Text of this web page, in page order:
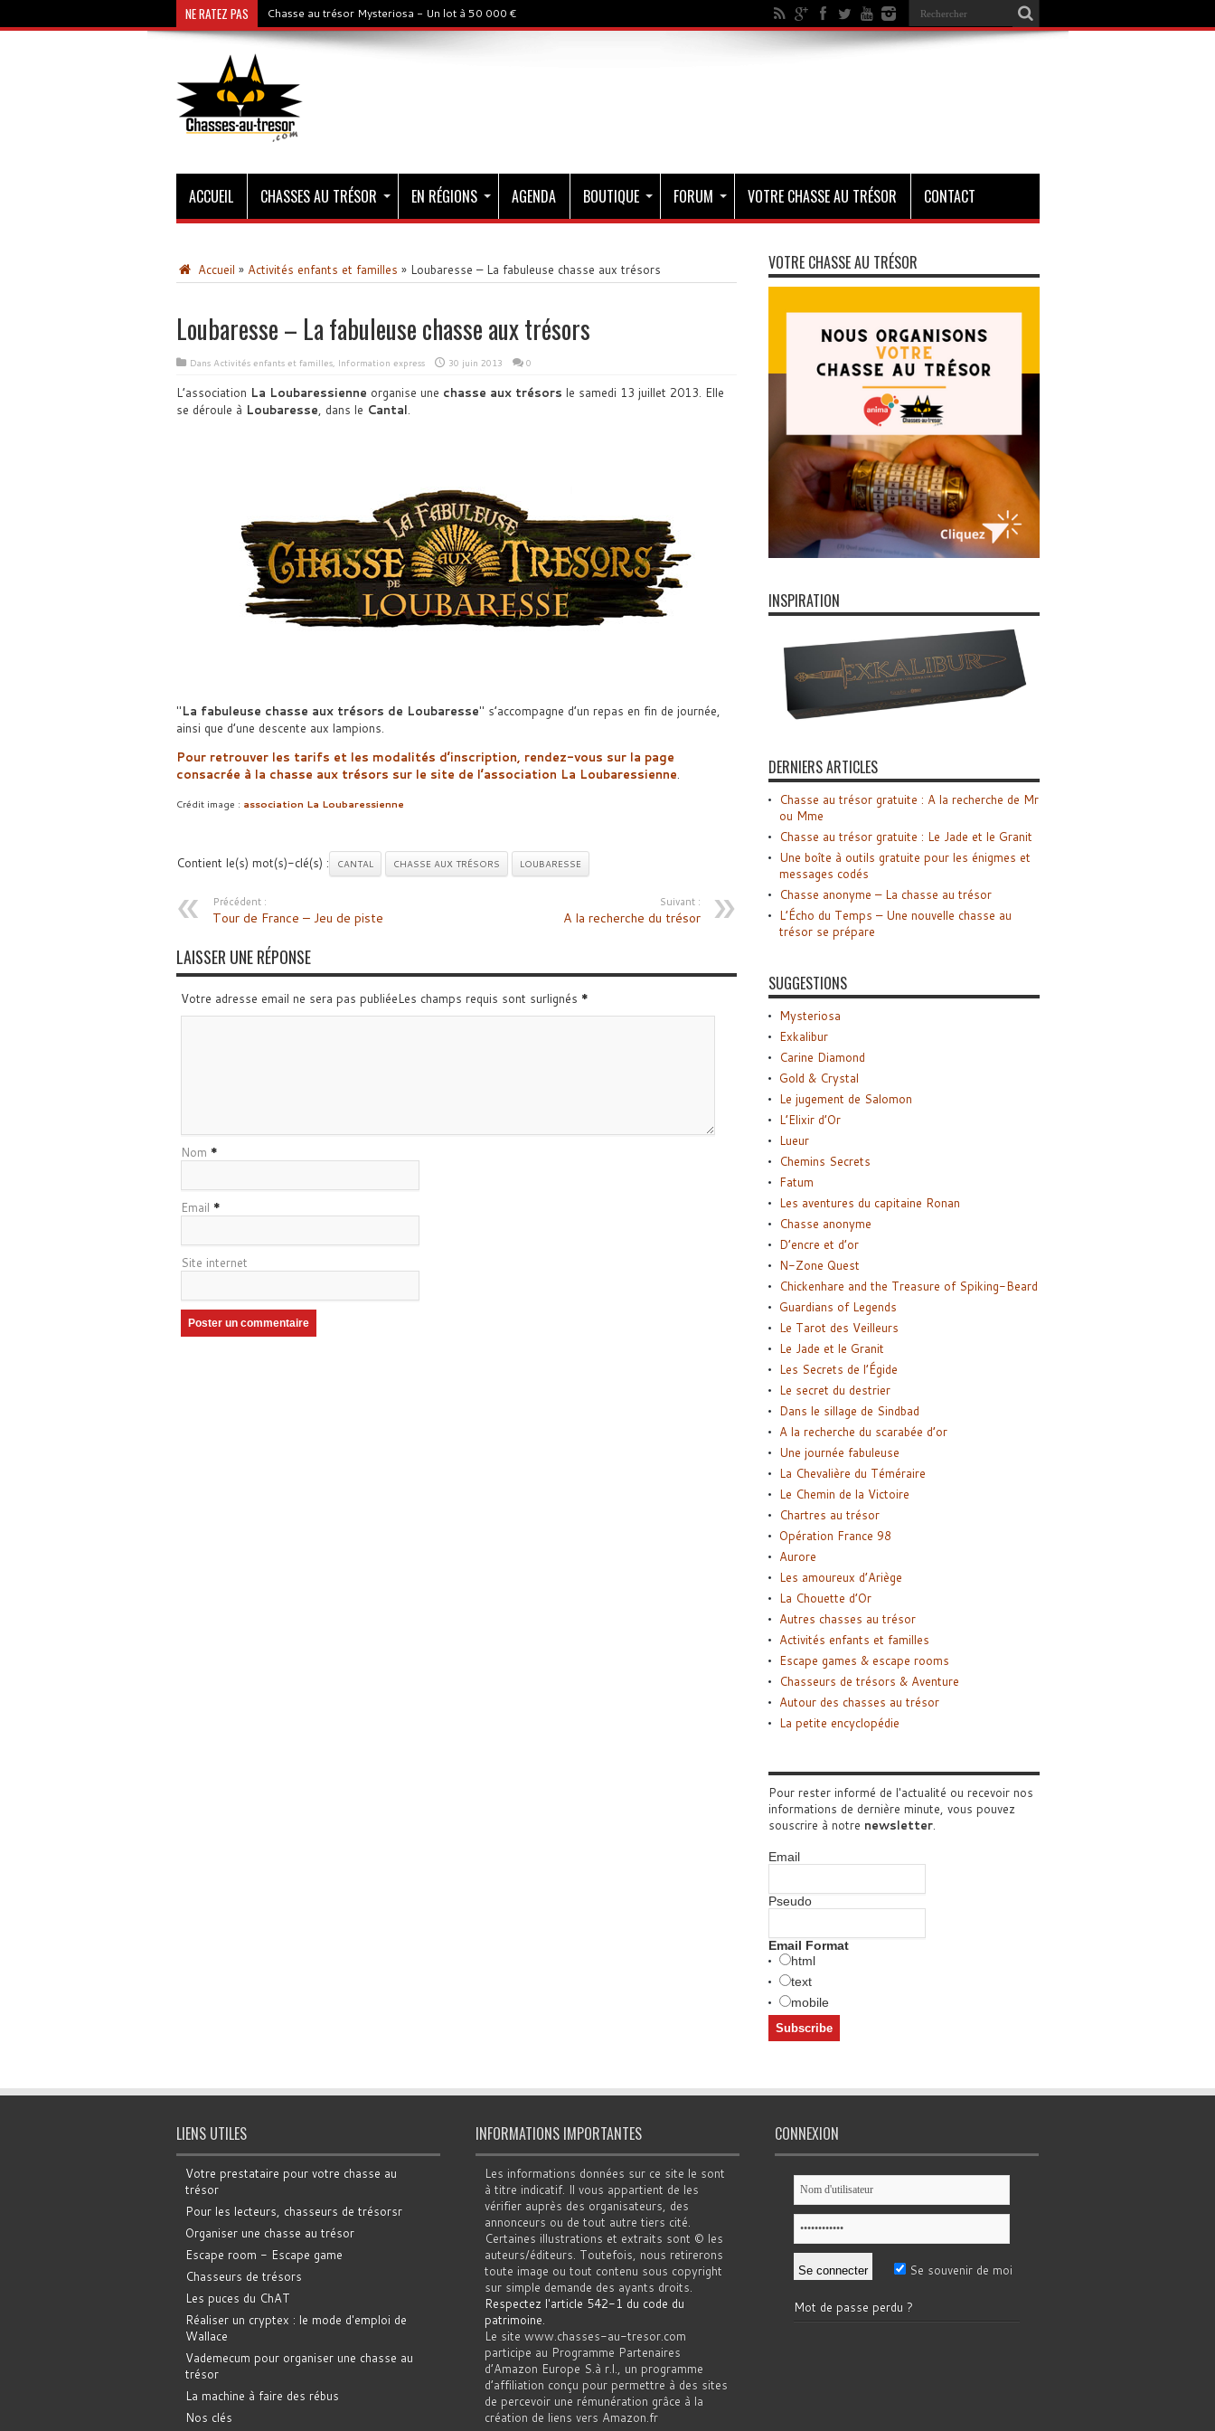
NE RATEZ PAS Chasse au trésor Mysteriosa - Un lot à 50 000 €
ACCUEIL CHASSES AU TRÉSOR EN RÉGIONS AGENDA BOUTIQUE FORUM VOTRE CHASSE AU TRÉSOR CONTACT
Accueil » Activités enfants et familles » Loubaresse – La fabuleuse chasse aux trésors
Loubaresse – La fabuleuse chasse aux trésors
Dans Activités enfants et familles, Information express 30 juin 2013 0
L’association La Loubaressienne organise une chasse aux trésors le samedi 13 juillet 2013. Elle
se déroule à Loubaresse, dans le Cantal.
La fabuleuse chasse aux trésors de Loubaresse
s’accompagne d’un repas en fin de journée,
ainsi que d’une descente aux lampions.
Pour retrouver les tarifs et les modalités d’inscription, rendez-vous sur la page
consacrée à la chasse aux trésors sur le site de l’association La Loubaressienne.
Crédit image : association La Loubaressienne
Contient le(s) mot(s)-clé(s) : CANTAL CHASSE AUX TRÉSORS LOUBARESSE
Précédent :
Tour de France – Jeu de piste
Suivant :
A la recherche du trésor
LAISSER UNE RÉPONSE
Votre adresse email ne sera pas publiéeLes champs requis sont surlignés *
Nom *
Email *
Site internet
VOTRE CHASSE AU TRÉSOR
INSPIRATION
DERNIERS ARTICLES
Chasse au trésor gratuite : A la recherche de Mr
ou Mme
Chasse au trésor gratuite : Le Jade et le Granit
Une boîte à outils gratuite pour les énigmes et
messages codés
Chasse anonyme – La chasse au trésor
L’Écho du Temps – Une nouvelle chasse au
trésor se prépare
SUGGESTIONS
Mysteriosa
Exkalibur
Carine Diamond
Gold & Crystal
Le jugement de Salomon
L’Elixir d’Or
Lueur
Chemins Secrets
Fatum
Les aventures du capitaine Ronan
Chasse anonyme
D’encre et d’or
N-Zone Quest
Chickenhare and the Treasure of Spiking-Beard
Guardians of Legends
Le Tarot des Veilleurs
Le Jade et le Granit
Les Secrets de l’Égide
Le secret du destrier
Dans le sillage de Sindbad
A la recherche du scarabée d’or
Une journée fabuleuse
La Chevalière du Téméraire
Le Chemin de la Victoire
Chartres au trésor
Opération France 98
Aurore
Les amoureux d’Ariège
La Chouette d’Or
Autres chasses au trésor
Activités enfants et familles
Escape games & escape rooms
Chasseurs de trésors & Aventure
Autour des chasses au trésor
La petite encyclopédie
Pour rester informé de l'actualité ou recevoir nos
informations de dernière minute, vous pouvez
souscrire à notre newsletter.
Email
Pseudo
Email Format
html
text
mobile
LIENS UTILES
Votre prestataire pour votre chasse au
trésor
Pour les lecteurs, chasseurs de trésorsr
Organiser une chasse au trésor
Escape room - Escape game
Chasseurs de trésors
Les puces du ChAT
Réaliser un cryptex : le mode d'emploi de
Wallace
Vademecum pour organiser une chasse au
trésor
La machine à faire des rébus
Nos clés
INFORMATIONS IMPORTANTES
Les informations données sur ce site le sont
à titre indicatif. Il vous appartient de les
vérifier auprès des organisateurs, des
annonceurs ou de tout autre tiers cité.
Certaines illustrations et extraits sont © les
auteurs/éditeurs. Toutefois, nous retirerons
toute image ou tout contenu sous copyright
sur simple demande des ayants droits.
Respectez l'article 542-1 du code du
patrimoine
Le site www.chasses-au-tresor.com
participe au Programme Partenaires
d’Amazon Europe S.à r.l., un programme
d’affiliation conçu pour permettre à des sites
de percevoir une rémunération grâce à la
création de liens vers Amazon.fr
CONNEXION
Se souvenir de moi
Mot de passe perdu ?